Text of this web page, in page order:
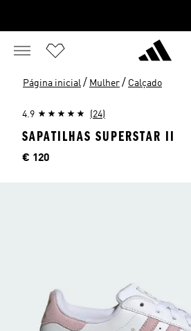
Página inicial / Mulher / Calçado
4.9 (24)
SAPATILHAS SUPERSTAR II
Preço
€ 120